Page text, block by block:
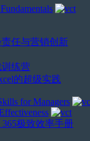
任与营销创新
练营
的超级实践
for Managers
极致效率手册